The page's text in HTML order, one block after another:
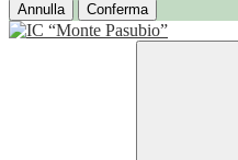
Annulla Conferma